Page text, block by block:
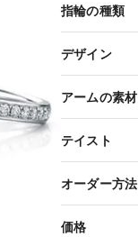
指輪の種類
デザイン
アームの素材
テイスト
オーダー方法
価格